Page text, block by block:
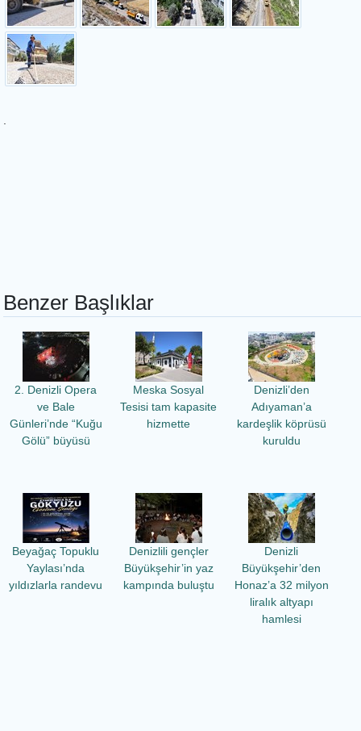
Benzer Başlıklar
2. Denizli Opera
ve Bale
Günleri’nde “Kuğu
Gölü” büyüsü
Meska Sosyal
Tesisi tam kapasite
hizmette
Denizli’den
Adıyaman’a
kardeşlik köprüsü
kuruldu
Beyağaç Topuklu
Yaylası’nda
yıldızlarla randevu
Denizlili gençler
Büyükşehir’in yaz
kampında buluştu
Denizli
Büyükşehir’den
Honaz’a 32 milyon
liralık altyapı
hamlesi